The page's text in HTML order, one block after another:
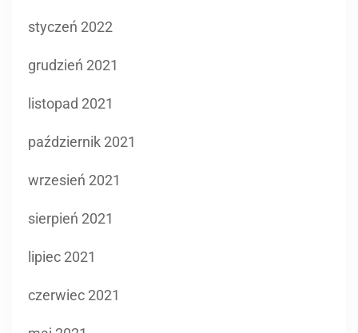
styczeń 2022
grudzień 2021
listopad 2021
październik 2021
wrzesień 2021
sierpień 2021
lipiec 2021
czerwiec 2021